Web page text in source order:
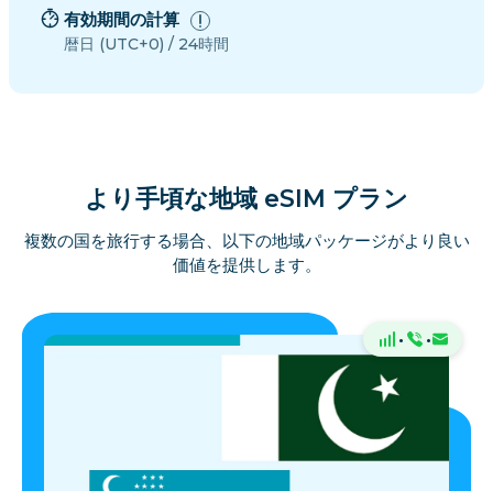
有効期間の計算
暦日 (UTC+0) / 24時間
より手頃な地域 eSIM プラン
複数の国を旅行する場合、以下の地域パッケージがより良い
価値を提供します。
· ·